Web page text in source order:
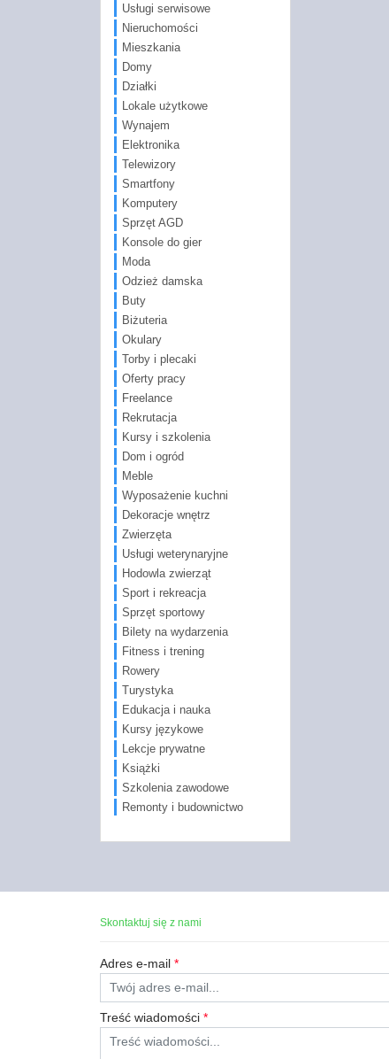
Usługi serwisowe
Nieruchomości
Mieszkania
Domy
Działki
Lokale użytkowe
Wynajem
Elektronika
Telewizory
Smartfony
Komputery
Sprzęt AGD
Konsole do gier
Moda
Odzież damska
Buty
Biżuteria
Okulary
Torby i plecaki
Oferty pracy
Freelance
Rekrutacja
Kursy i szkolenia
Dom i ogród
Meble
Wyposażenie kuchni
Dekoracje wnętrz
Zwierzęta
Usługi weterynaryjne
Hodowla zwierząt
Sport i rekreacja
Sprzęt sportowy
Bilety na wydarzenia
Fitness i trening
Rowery
Turystyka
Edukacja i nauka
Kursy językowe
Lekcje prywatne
Książki
Szkolenia zawodowe
Remonty i budownictwo
Skontaktuj się z nami
Adres e-mail *
Treść wiadomości *